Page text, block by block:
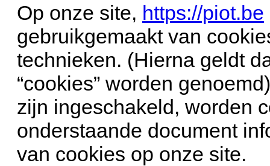
Op onze site, https://piot.be
gebruikgemaakt van
technieken. (Hierna geldt
“cookies” worden
zijn ingeschakeld, worden
onderstaande document
van cookies op onze site.